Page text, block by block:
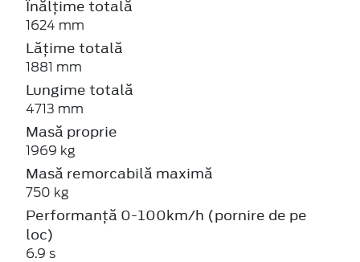
Înălțime totală
1624 mm
Lățime totală
1881 mm
Lungime totală
4713 mm
Masă proprie
1969 kg
Masă remorcabilă maximă
750 kg
Performanță 0-100km/h (pornire de pe
loc)
6.9 s